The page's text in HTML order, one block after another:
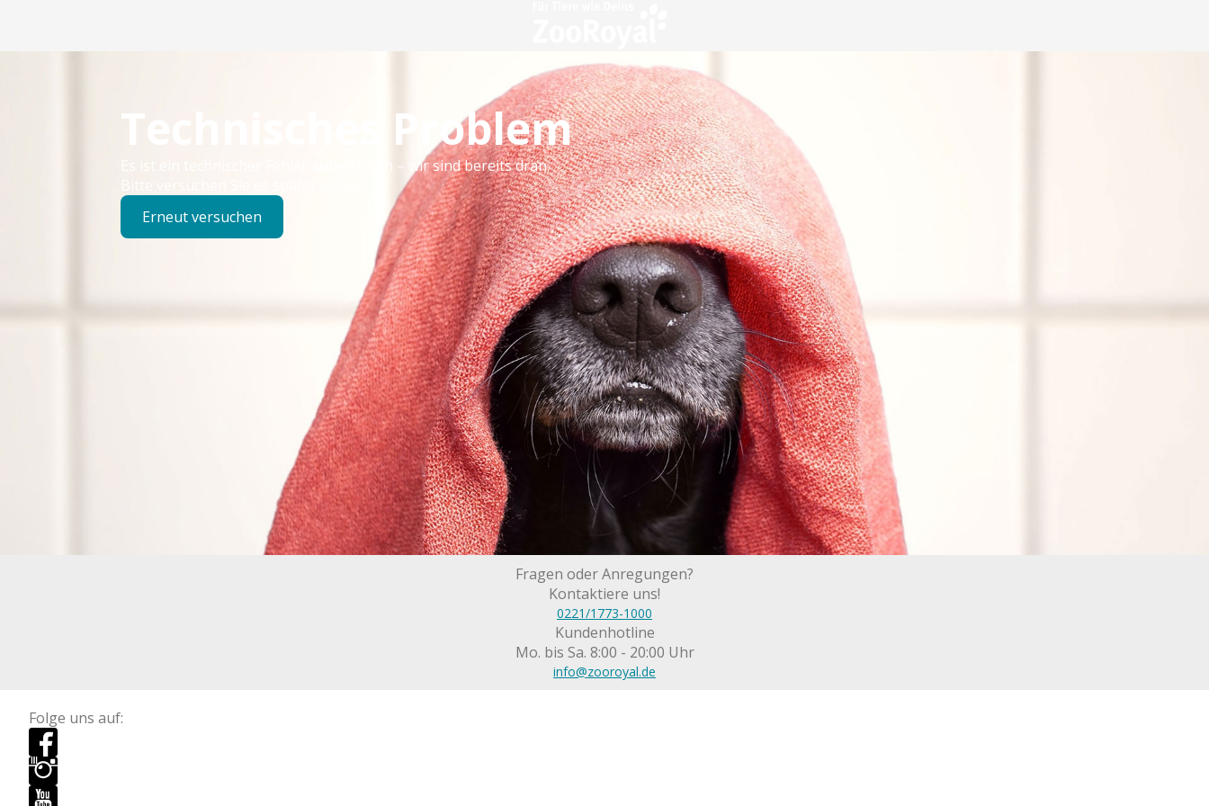
Technisches Problem
Es ist ein technischer Fehler aufgetreten – wir sind bereits dran.
Bitte versuchen Sie es später erneut.
Erneut versuchen
Fragen oder Anregungen?
Kontaktiere uns!
0221/1773-1000
Kundenhotline
Mo. bis Sa. 8:00 - 20:00 Uhr
info@zooroyal.de
Folge uns auf: